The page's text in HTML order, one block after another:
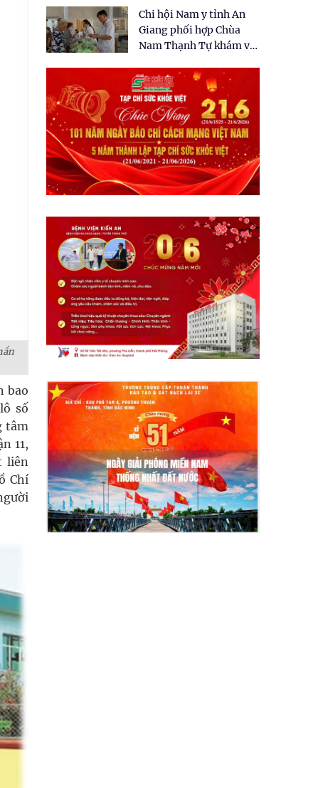
bao
số
tâm
11,
liên
Chí
dân tại xã Tân Tập
Chi hội Nam y tỉnh An
Giang phối hợp Chùa
Nam Thạnh Tự khám và
nhân dân